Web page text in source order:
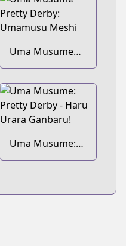
Uma Musume
Pretty Derby:
Umamusu Meshi
Uma Musume:
Pretty Derby -